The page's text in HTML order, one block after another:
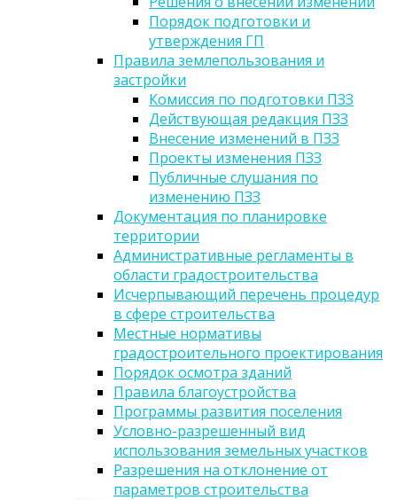
Порядок подготовки и
утверждения ГП
Правила землепользования и
застройки
Комиссия по подготовки ПЗЗ
Действующая редакция ПЗЗ
Внесение изменений в ПЗЗ
Проекты изменения ПЗЗ
Публичные слушания по
изменению ПЗЗ
Документация по планировке
территории
Административные регламенты в
области градостроительства
Исчерпывающий перечень процедур
в сфере строительства
Местные нормативы
градостроительного проектирования
Порядок осмотра зданий
Правила благоустройства
Программы развития поселения
Условно-разрешенный вид
использования земельных участков
Разрешения на отклонение от
параметров строительства